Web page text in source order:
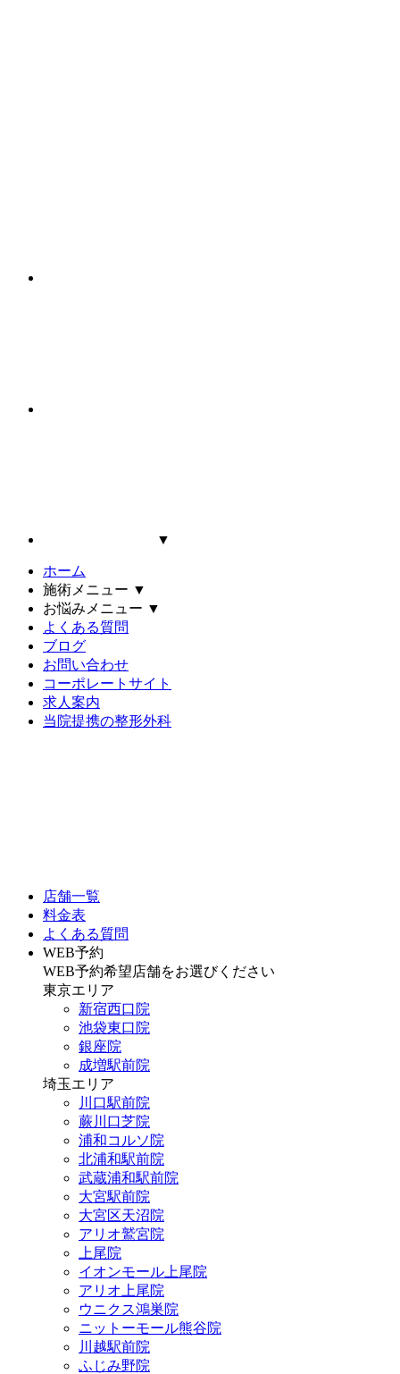
▼
ホーム
施術メニュー ▼
お悩みメニュー ▼
よくある質問
ブログ
お問い合わせ
コーポレートサイト
求人案内
当院提携の整形外科
店舗一覧
料金表
よくある質問
WEB予約
WEB予約希望店舗をお選びください
東京エリア
新宿西口院
池袋東口院
銀座院
成増駅前院
埼玉エリア
川口駅前院
蕨川口芝院
浦和コルソ院
北浦和駅前院
武蔵浦和駅前院
大宮駅前院
大宮区天沼院
アリオ鷲宮院
上尾院
イオンモール上尾院
アリオ上尾院
ウニクス鴻巣院
ニットーモール熊谷院
川越駅前院
ふじみ野院